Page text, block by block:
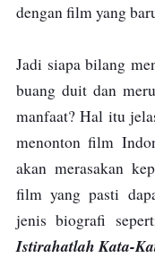
dengan film yang
Jadi siapa bilang
buang duit dan
manfaat? Hal itu
menonton film
akan merasakan
film yang pasti
jenis biografi
Istirahatlah Kata-